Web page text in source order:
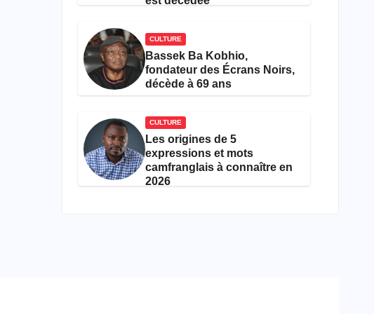
CULTURE
Bassek Ba Kobhio,
fondateur des Écrans Noirs,
décède à 69 ans
CULTURE
Les origines de 5
expressions et mots
camfranglais à connaître en
2026